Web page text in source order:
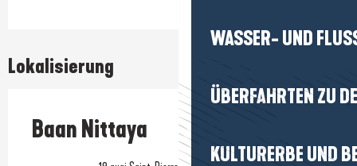
WASSER- UND
ÜBERFAHRTEN ZU
KULTURERBE UND
Lokalisierung
Baan Nittaya